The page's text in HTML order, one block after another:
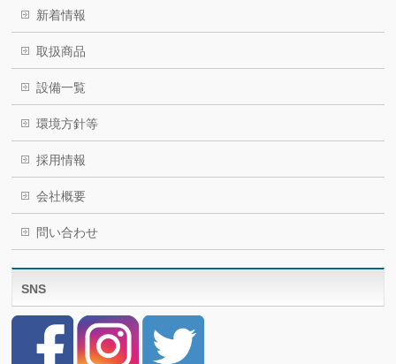
新着情報
取扱商品
設備一覧
環境方針等
採用情報
会社概要
問い合わせ
SNS